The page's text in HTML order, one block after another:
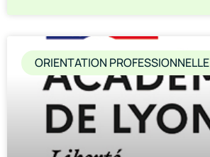
ORIENTATION PROFESSIONNELLE